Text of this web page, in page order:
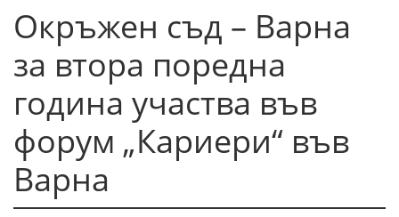
Окръжен съд – Варна
за втора поредна
година участва във
форум „Кариери“ във
Варна